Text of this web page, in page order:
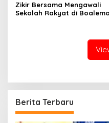
Zikir Bersama Mengawali
Sekolah Rakyat di Boalemo
Berita Terbaru